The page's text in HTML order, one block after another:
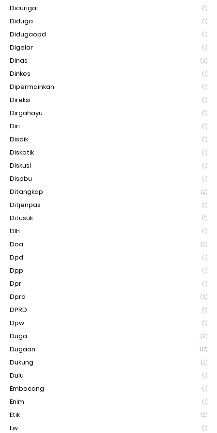
Dicurigai (1)
Diduga (1)
Didugaopd (1)
Digelar (1)
Dinas (3)
Dinkes (1)
Dipermainkan (1)
Direksi (1)
Dirgahayu (1)
Diri (1)
Disdik (1)
Diskotik (1)
Diskusi (1)
Dispbu (1)
Ditangkap (2)
Ditjenpas (1)
Ditusuk (1)
Dlh (1)
Doa (2)
Dpd (1)
Dpp (1)
Dpr (1)
Dprd (3)
DPRD (1)
Dpw (1)
Duga (6)
Dugaan (17)
Dukung (2)
Dulu (1)
Embacang (1)
Enim (1)
Etik (2)
Ew (1)